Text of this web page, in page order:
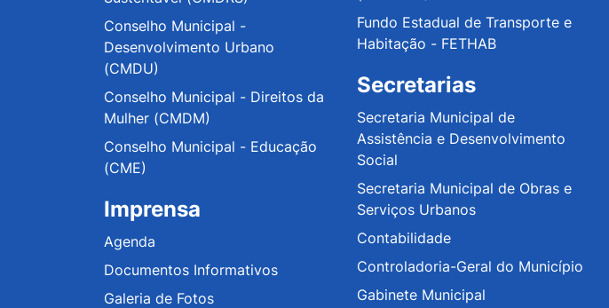
Conselho Municipal -
Desenvolvimento Urbano
(CMDU)
Conselho Municipal - Direitos da
Mulher (CMDM)
Conselho Municipal - Educação
(CME)
Imprensa
Agenda
Documentos Informativos
Galeria de Fotos
Fundo Estadual de Transporte e
Habitação - FETHAB
Secretarias
Secretaria Municipal de
Assistência e Desenvolvimento
Social
Secretaria Municipal de Obras e
Serviços Urbanos
Contabilidade
Controladoria-Geral do Município
Gabinete Municipal